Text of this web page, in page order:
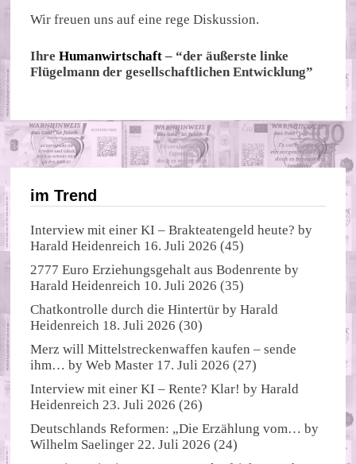
Wir freuen uns auf eine rege Diskussion.
IhreHumanwirtschaft – “der äußerste linke
Flügelmann der gesellschaftlichen Entwicklung”
im Trend
Interview mit einer KI – Brakteatengeld heute? by
Harald Heidenreich 16. Juli 2026 (45)
2777 Euro Erziehungsgehalt aus Bodenrente by
Harald Heidenreich 10. Juli 2026 (35)
Chatkontrolle durch die Hintertür byHarald
Heidenreich 18. Juli 2026 (30)
Merz will Mittelstreckenwaffen kaufen – sende
ihm… byWeb Master 17. Juli 2026 (27)
Interview mit einer KI – Rente? Klar! byHarald
Heidenreich 23. Juli 2026 (26)
Deutschlands Reformen: „Die Erzählung vom… by
Wilhelm Saelinger 22. Juli 2026 (24)